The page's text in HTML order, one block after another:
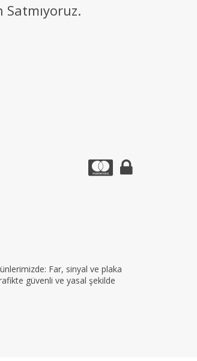
Satmıyoruz.
Far, sinyal ve plaka
güvenli ve yasal şekilde